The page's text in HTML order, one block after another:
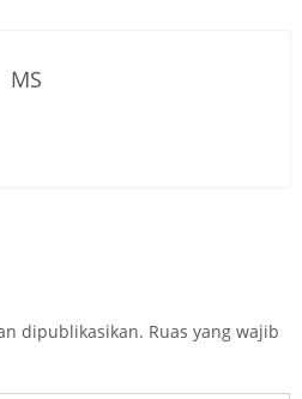
MS
dipublikasikan. Ruas yang wajib